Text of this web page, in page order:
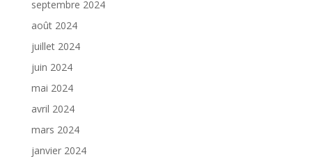
septembre 2024
août 2024
juillet 2024
juin 2024
mai 2024
avril 2024
mars 2024
janvier 2024